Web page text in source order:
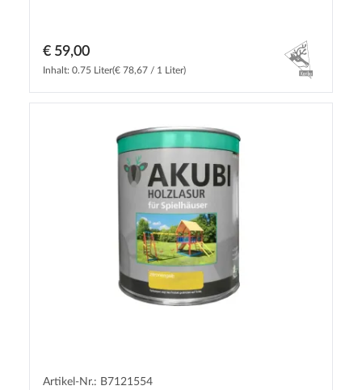
€ 59,00
Inhalt: 0.75 Liter(€ 78,67 / 1 Liter)
Artikel-Nr.: B7121554